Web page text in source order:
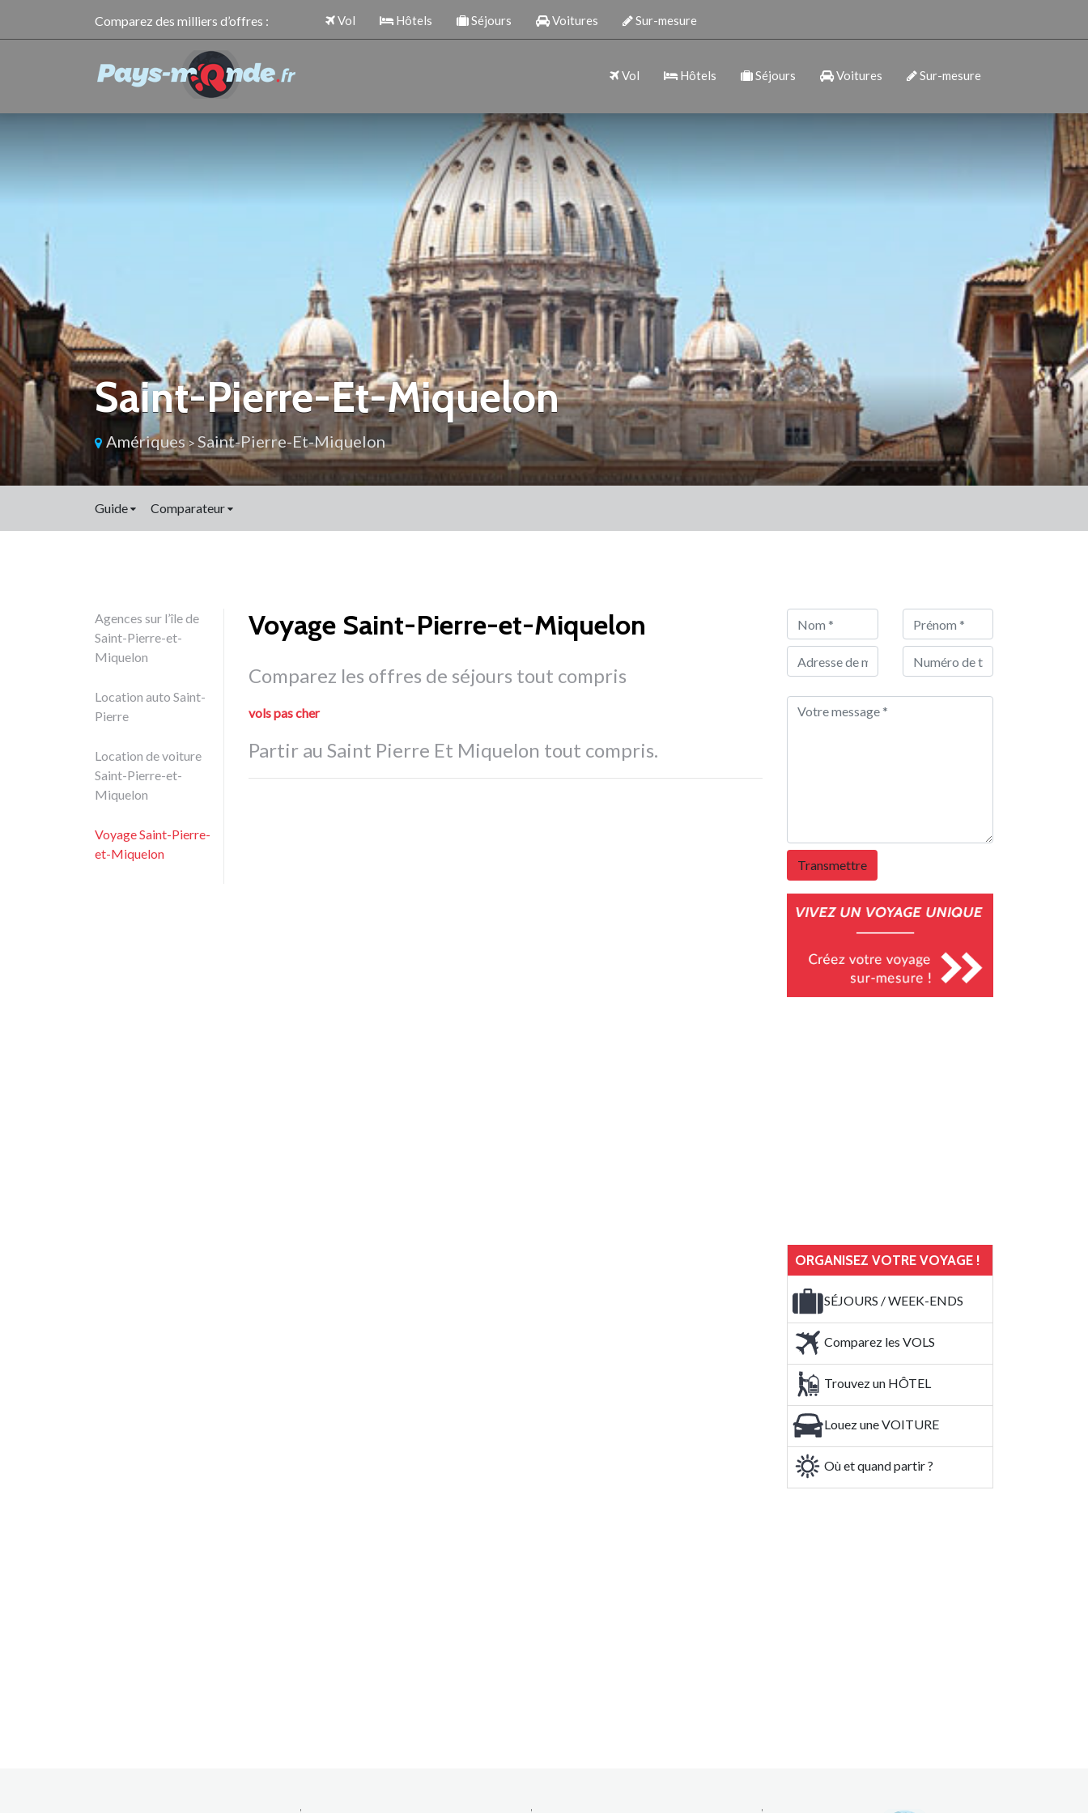
Comparez des milliers d’offres : Vol Hôtels Séjours Voitures Sur-mesure
Vol Hôtels Séjours Voitures Sur-mesure
Saint-Pierre-Et-Miquelon
Amériques> Saint-Pierre-Et-Miquelon
Guide Comparateur
Agences sur l’île de
Saint-Pierre-et-
Miquelon
Location auto Saint-
Pierre
Location de voiture
Saint-Pierre-et-
Miquelon
Voyage Saint-Pierre-
et-Miquelon
Voyage Saint-Pierre-et-Miquelon
Comparez les offres de séjours tout compris
vols pas cher
Partir au Saint Pierre Et Miquelon tout compris.
ORGANISEZ VOTRE VOYAGE !
SÉJOURS / WEEK-ENDS
Comparez les VOLS
Trouvez un HÔTEL
Louez une VOITURE
Où et quand partir ?